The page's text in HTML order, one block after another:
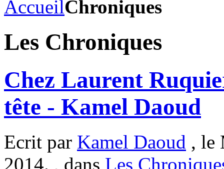
AccueilChroniques
Les Chroniques
Chez Laurent
tête - Kamel Daoud
Ecrit par Kamel Daoud , le
2014. , dans Les